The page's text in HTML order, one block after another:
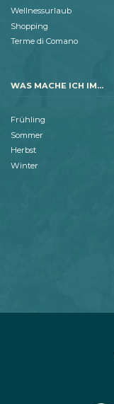
Wellnessurlaub
Shopping
Terme di Comano
WAS MACHE ICH IM...
Frühling
Sommer
Herbst
Winter